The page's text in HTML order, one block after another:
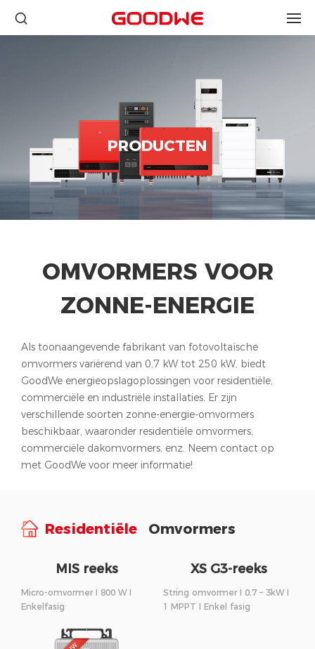
PRODUCTEN
OMVORMERS VOOR
ZONNE-ENERGIE
Als toonaangevende fabrikant van fotovoltaïsche
omvormers variërend van 0,7 kW tot 250 kW, biedt
GoodWe energieopslagoplossingen voor residentiële,
commerciële en industriële installaties. Er zijn
verschillende soorten zonne-energie-omvormers
beschikbaar, waaronder residentiële omvormers,
commerciële dakomvormers, enz. Neem contact op
met GoodWe voor meer informatie!
Residentiële Omvormers
MIS reeks
Micro-omvormer I 800 W I
Enkelfasig
XS G3-reeks
String omvormer I 0,7 – 3kW I
1 MPPT I Enkel fasig